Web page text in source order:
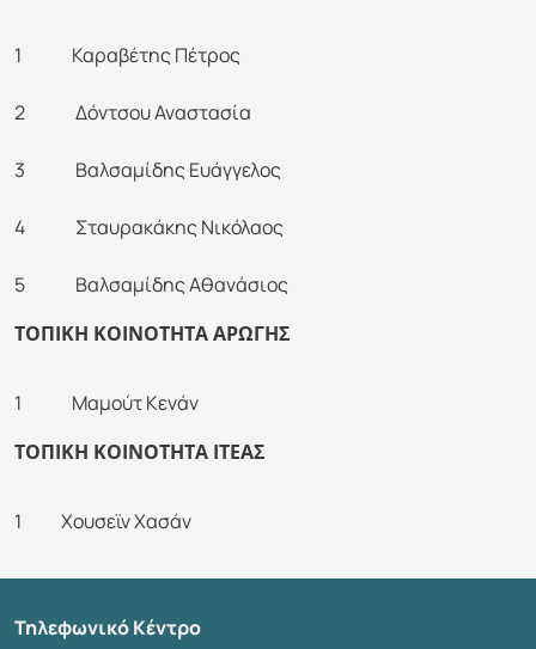
1 Καραβέτης Πέτρος
2 Δόντσου Αναστασία
3 Βαλσαμίδης Ευάγγελος
4 Σταυρακάκης Νικόλαος
5 Βαλσαμίδης Αθανάσιος
ΤΟΠΙΚΗ ΚΟΙΝΟΤΗΤΑ ΑΡΩΓΗΣ
1 Μαμούτ Κενάν
ΤΟΠΙΚΗ ΚΟΙΝΟΤΗΤΑ ΙΤΕΑΣ
1 Χουσεϊν Χασάν
Τηλεφωνικό Κέντρο